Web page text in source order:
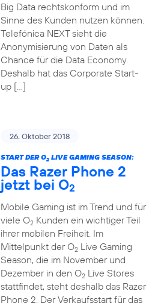
Big Data rechtskonform und im
Sinne des Kunden nutzen können.
Telefónica NEXT sieht die
Anonymisierung von Daten als
Chance für die Data Economy.
Deshalb hat das Corporate Start-
up […]
26. Oktober 2018
START DER O2LIVE GAMING SEASON:
Das Razer Phone 2
jetzt bei O2
Mobile Gaming ist im Trend und für
viele O2Kunden ein wichtiger Teil
ihrer mobilen Freiheit. Im
Mittelpunkt der O2Live Gaming
Season, die im November und
Dezember in den O2Live Stores
stattfindet, steht deshalb das Razer
Phone 2. Der Verkaufsstart für das